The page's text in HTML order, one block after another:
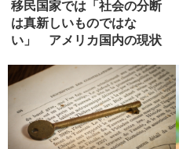
移民国家では「社会の分断
は真新しいものではな
い」 アメリカ国内の現状